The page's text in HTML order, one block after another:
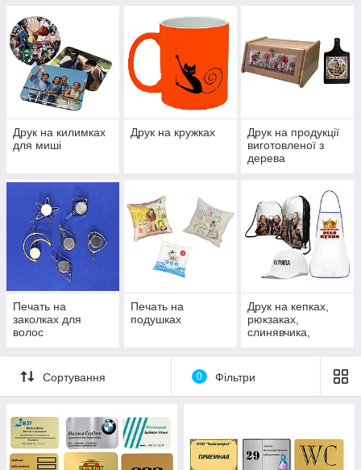
Друк на килимках
для миші
Друк на кружках
Друк на продукції
виготовленої з
дерева
Печать на
заколках для
волос
Печать на
подушках
Друк на кепках,
рюкзаках,
слинявчика,
Сортування 0 Фільтри